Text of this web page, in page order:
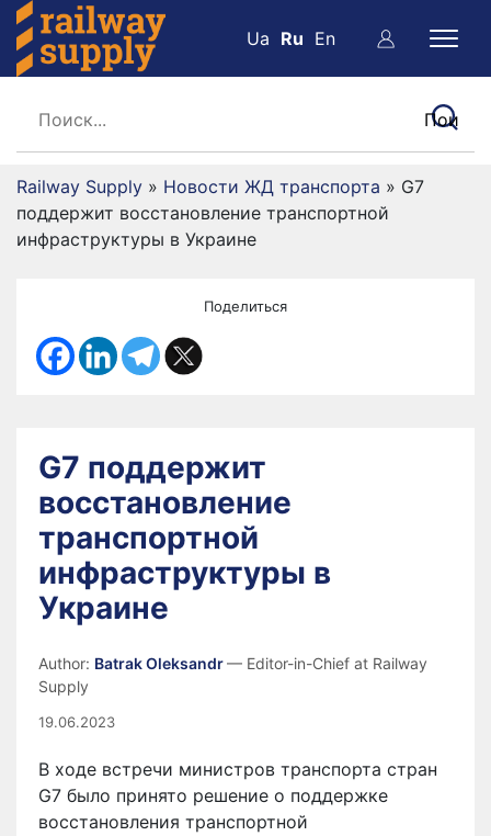
Ua Ru En
Railway Supply » Новости ЖД транспорта » G7
поддержит восстановление транспортной
инфраструктуры в Украине
Поделиться
G7 поддержит
восстановление
транспортной
инфраструктуры в
Украине
Author: Batrak Oleksandr— Editor-in-Chief at Railway
Supply
19.06.2023
В ходе встречи министров транспорта стран
G7 было принято решение о поддержке
восстановления транспортной